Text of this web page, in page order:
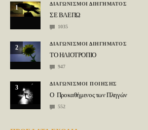
1
ΔΙΑΓΩΝΙΣΜΟΙ ΔΙΗΓΗΜΑΤΟΣ
ΣΕ ΒΛΕΠΩ
1035
2
ΔΙΑΓΩΝΙΣΜΟΙ ΔΙΗΓΗΜΑΤΟΣ
ΤΟ ΗΛΙΟΤΡΟΠΙΟ
947
3
ΔΙΑΓΩΝΙΣΜΟΙ ΠΟΙΗΣΗΣ
Ο Προκαθήμενος των Πληγών
552